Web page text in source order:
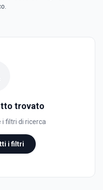
trovato
i filtri di ricerca
i filtri